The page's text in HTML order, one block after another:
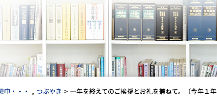
中・・・ つぶやき
一年を終えてのご挨拶とお礼を兼ねて。（今年１年